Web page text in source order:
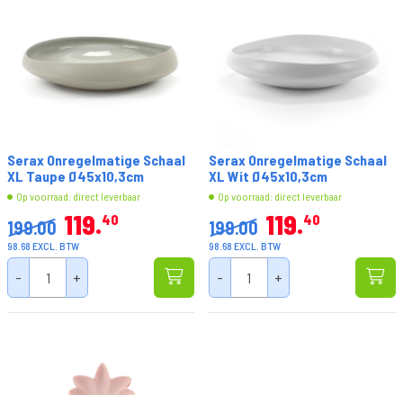
Serax Onregelmatige Schaal
XL Taupe Ø45x10,3cm
Op voorraad: direct leverbaar
199.00 119 40
98.68 EXCL. BTW
- +
Serax Onregelmatige Schaal
XL Wit Ø45x10,3cm
Op voorraad: direct leverbaar
199.00 119 40
98.68 EXCL. BTW
- +